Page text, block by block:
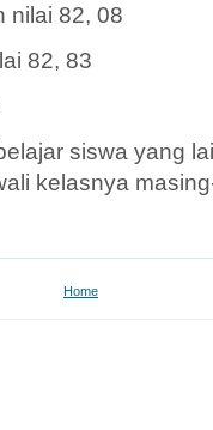
nilai 82, 08
82, 83
siswa yang
kelasnya
Home